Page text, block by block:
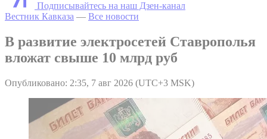
Подписывайтесь на наш Дзен-канал
Вестник Кавказа — Все новости
В развитие электросетей Ставрополья
вложат свыше 10 млрд руб
Опубликовано: 2:35, 7 авг 2026 (UTC+3 MSK)